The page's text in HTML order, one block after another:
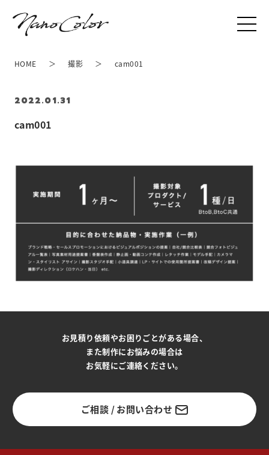
cam001
2022.01.31
HOME 撮影 cam001
お見積り依頼やお困りごとがある場合、
また制作にお悩みの場合は
お気軽にご連絡ください。
ご相談 / お問い合わせ